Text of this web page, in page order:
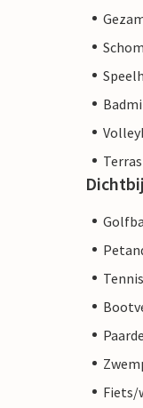
Dichtbij
Fiets/